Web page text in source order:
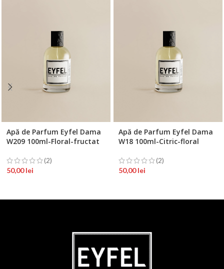
Apă de Parfum Eyfel Dama
W209 100ml-Floral-fructat
(2)
50,00lei
Apă de Parfum Eyfel Dama
W18 100ml-Citric-floral
(2)
50,00lei